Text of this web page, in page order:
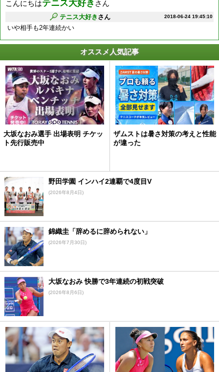
こんにちはテニス大好き さん
2018-06-24 19:45:10
テニス大好き さん
いや相手も2年連続かい
オススメ人気記事
大坂なおみ選手 出場表明 チケッ
ト先行販売中
ザムストは暑さ対策の考えと性能
が違った
野田学園 インハイ2連覇で4度目V
(2026年8月4日)
錦織圭「辞めるに辞められない」
(2026年7月30日)
大坂なおみ 快勝で3年連続の初戦突破
(2026年8月6日)